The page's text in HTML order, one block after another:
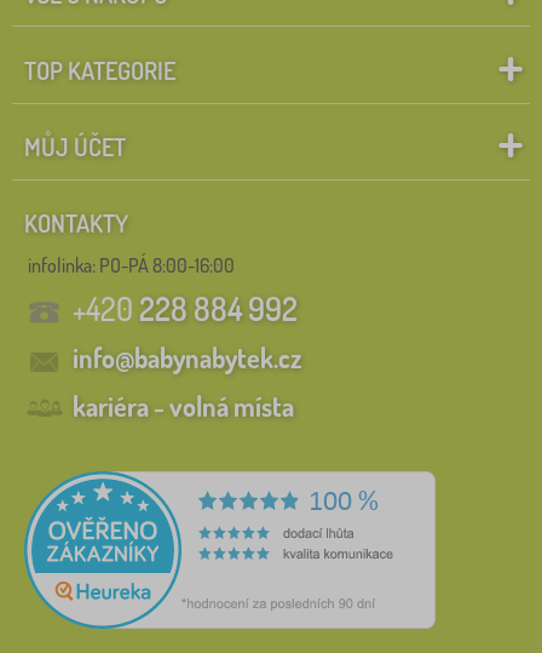
TOP KATEGORIE
MŮJ ÚČET
KONTAKTY
infolinka: PO-PÁ 8:00-16:00
+420228 884 992
info@babynabytek.cz
kariéra - volná místa